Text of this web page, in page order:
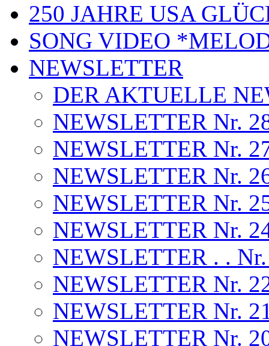
250 JAHRE USA
SONG VIDEO
NEWSLETTER
DER AKTUELLE
NEWSLETTER Nr.
NEWSLETTER Nr.
NEWSLETTER Nr.
NEWSLETTER Nr.
NEWSLETTER Nr.
NEWSLETTER . .
NEWSLETTER Nr.
NEWSLETTER Nr.
NEWSLETTER Nr.